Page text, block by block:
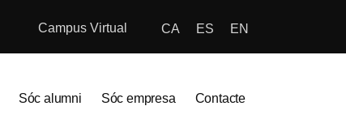
Campus Virtual CA ES EN
Sóc alumni Sóc empresa Contacte